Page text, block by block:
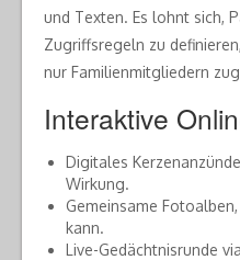
und Texten. Es lohnt sich,
Zugriffsregeln zu
nur Familienmitgliedern
Interaktive
Digitales
Wirkung.
Gemeinsame
kann.
Live-Gedächtnisrunde